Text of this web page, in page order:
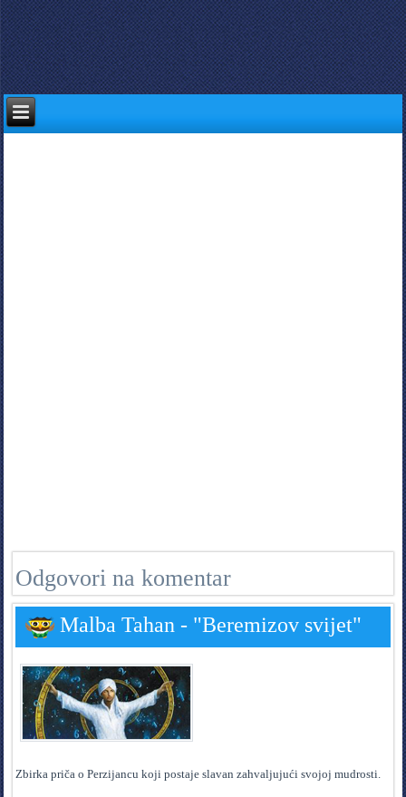
Odgovori na komentar
Malba Tahan - "Beremizov svijet"
Zbirka priča o Perzijancu koji postaje slavan zahvaljujući svojoj mudrosti.